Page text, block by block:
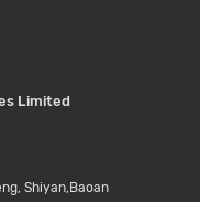
Limited
Shiyan,Baoan